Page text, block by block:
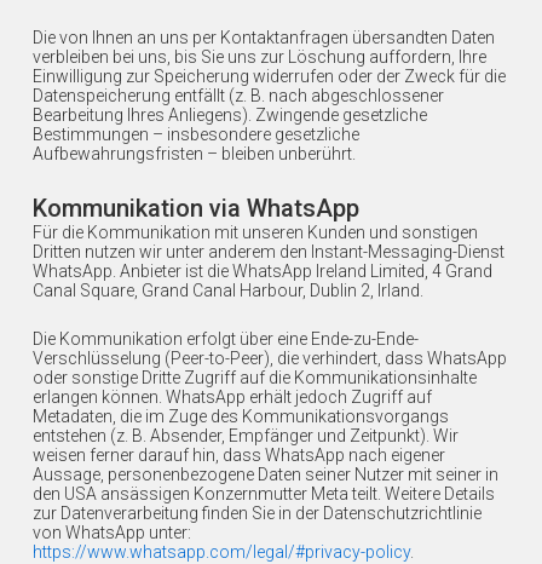
Die von Ihnen an uns per Kontaktanfragen übersandten Daten
verbleiben bei uns, bis Sie uns zur Löschung auffordern, Ihre
Einwilligung zur Speicherung widerrufen oder der Zweck für die
Datenspeicherung entfällt (z. B. nach abgeschlossener
Bearbeitung Ihres Anliegens). Zwingende gesetzliche
Bestimmungen – insbesondere gesetzliche
Aufbewahrungsfristen – bleiben unberührt.
Kommunikation via WhatsApp
Für die Kommunikation mit unseren Kunden und sonstigen
Dritten nutzen wir unter anderem den Instant-Messaging-Dienst
WhatsApp. Anbieter ist die WhatsApp Ireland Limited, 4 Grand
Canal Square, Grand Canal Harbour, Dublin 2, Irland.
Die Kommunikation erfolgt über eine Ende-zu-Ende-
Verschlüsselung (Peer-to-Peer), die verhindert, dass WhatsApp
oder sonstige Dritte Zugriff auf die Kommunikationsinhalte
erlangen können. WhatsApp erhält jedoch Zugriff auf
Metadaten, die im Zuge des Kommunikationsvorgangs
entstehen (z. B. Absender, Empfänger und Zeitpunkt). Wir
weisen ferner darauf hin, dass WhatsApp nach eigener
Aussage, personenbezogene Daten seiner Nutzer mit seiner in
den USA ansässigen Konzernmutter Meta teilt. Weitere Details
zur Datenverarbeitung finden Sie in der Datenschutzrichtlinie
von WhatsApp unter:
https://www.whatsapp.com/legal/#privacy-policy.